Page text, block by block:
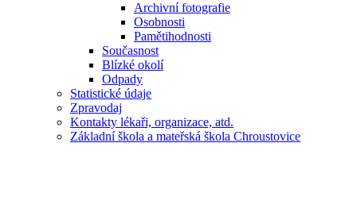
Archivní fotografie
Osobnosti
Pamětihodnosti
Současnost
Blízké okolí
Odpady
Statistické údaje
Zpravodaj
Kontakty lékaři, organizace, atd.
Základní škola a mateřská škola Chroustovice